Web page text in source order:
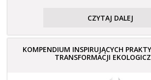
CZYTAJ DALEJ
KOMPENDIUM INSPIRUJĄCYCH
TRANSFORMACJI